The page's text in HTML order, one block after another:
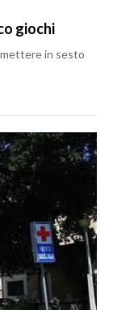
giochi
in sesto